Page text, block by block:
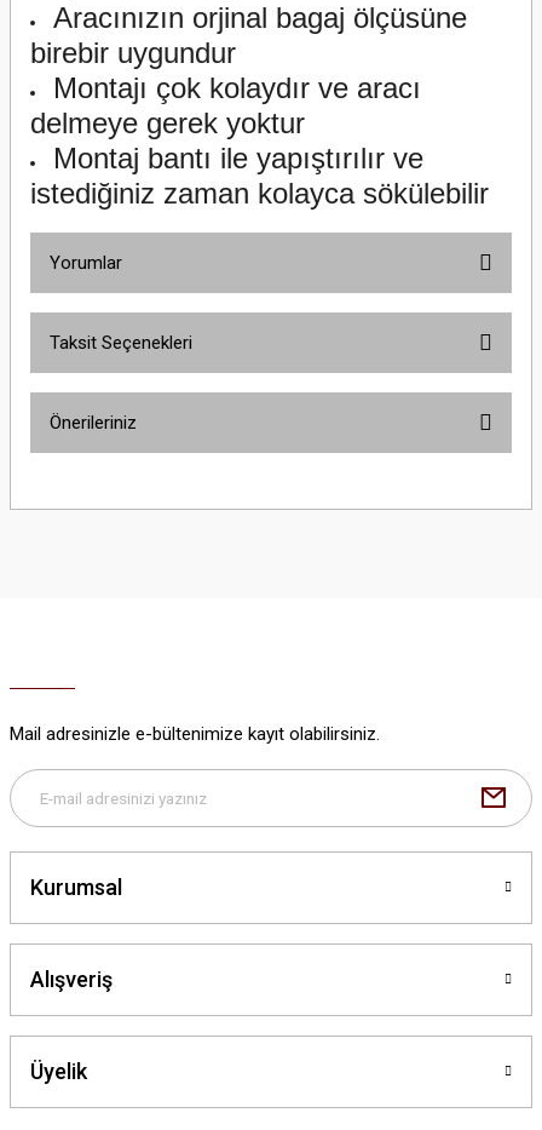
Aracınızın orjinal bagaj ölçüsüne
birebir uygundur
Montajı çok kolaydır ve aracı
delmeye gerek yoktur
Montaj bantı ile yapıştırılır ve
istediğiniz zaman kolayca sökülebilir
Yorumlar
Taksit Seçenekleri
Önerileriniz
yetersiz gördüğünüz noktaları öneri formunu kullanarak tarafımıza
Bu ürüne benzer farklı alternatifler olmalı.
Mail adresinizle e-bültenimize kayıt olabilirsiniz.
Kurumsal
Alışveriş
Üyelik